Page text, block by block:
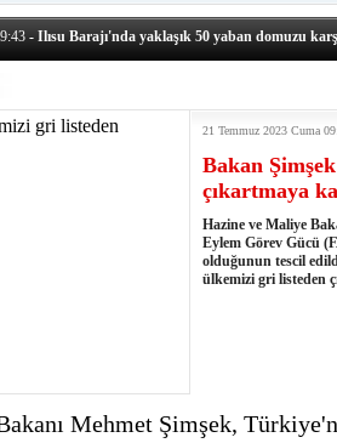
- Ilısu Barajı'nda yaklaşık 50 yaban domuzu
- Hacıoğlu: UMKE ekipleri bilgi, cesaret ve
- HÜDA PAR Şırnak il başkanı Yalçın:
- Öter: Maneviyatı ve ahlaki yapıyı bozan en
- MARSU, Kabala Mahallesi'nin Yaklaşık 40
- VEFAT • Mehmet Ata Baştuğ
- Mardin’de yangına müdahale eden itfaiye
- Başkan Genç, Şırnak'ta dönel kavşak çağrısını
- Bakan Memişoğlu: 500 yataklı hastanemizi
- Bitlis'te bir kişinin hayatını kaybettiği husumet
21 Temmuz 2023 Cuma
Bakan
çıkartmaya
Hazine ve Maliye
Eylem Görev Gücü
olduğunun tescil
ülkemizi gri listeden
Mehmet Şimşek,